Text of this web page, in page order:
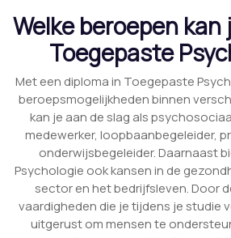
Welke beroepen
Toegepaste
Met een diploma in Toegepaste
beroepsmogelijkheden binnen
kan je aan de slag als
medewerker, loopbaanbegeleider,
onderwijsbegeleider. Daarnaast
Psychologie ook kansen in de
sector en het bedrijfsleven. Door
vaardigheden die je tijdens je studie
uitgerust om mensen te